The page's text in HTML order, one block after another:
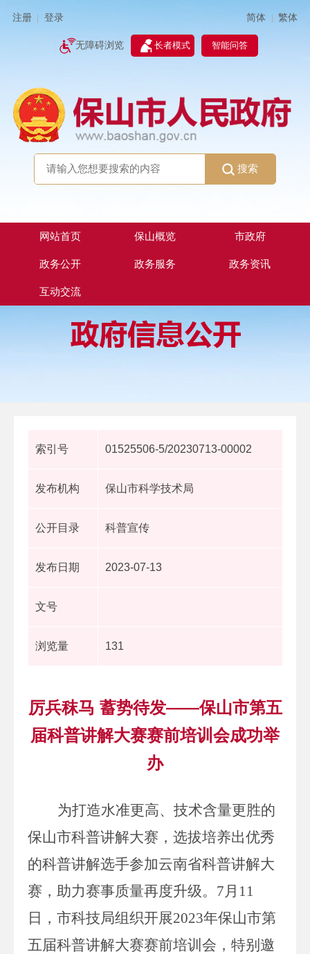
注册 登录 简体 | 繁体
无障碍浏览 长者模式 智能问答
搜索
网站首页 保山概览 市政府
政务公开 政务服务 政务资讯
互动交流
索引号 01525506-5/20230713-00002
发布机构 保山市科学技术局
公开目录 科普宣传
发布日期 2023-07-13
文号
浏览量 131
厉兵秣马 蓄势待发——保山市第五
届科普讲解大赛赛前培训会成功举
办
为打造水准更高、技术含量更胜的
保山市科普讲解大赛，选拔培养出优秀
的科普讲解选手参加云南省科普讲解大
赛，助力赛事质量再度升级。 7月 11
日，市科技局组织开展2023年保山市第
五届科普讲解大赛赛前培训会，特别邀